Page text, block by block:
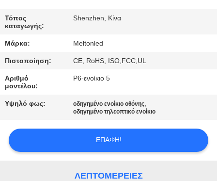
COMPANY
NEWS
SITEMAP
PRIVACY
Τόπος
καταγωγής:
Shenzhen, Κίνα
Μάρκα: Meltonled
Πιστοποίηση: CE, RoHS, ISO,FCC,UL
Αριθμό
μοντέλου:
P6-ενοίκιο 5
Υψηλό φως: οδηγημένο ενοίκιο οθόνης,
οδηγημένο τηλεοπτικό ενοίκιο
ΕΠΑΦΉ!
ΛΕΠΤΟΜΈΡΕΙΕΣ